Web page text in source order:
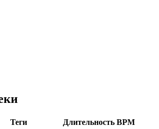
Теги Длительность BPM